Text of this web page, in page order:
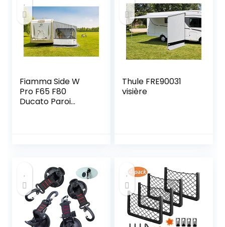
Fiamma Side W
Pro F65 F80
Ducato Paroi
Thule FRE90031
visière